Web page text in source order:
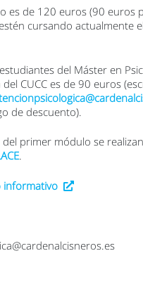
es de 120 euros (90 euros
cursando actualmente
del Máster en
CUCC es de 90 euros
de descuento).
del primer módulo se
.
informativo